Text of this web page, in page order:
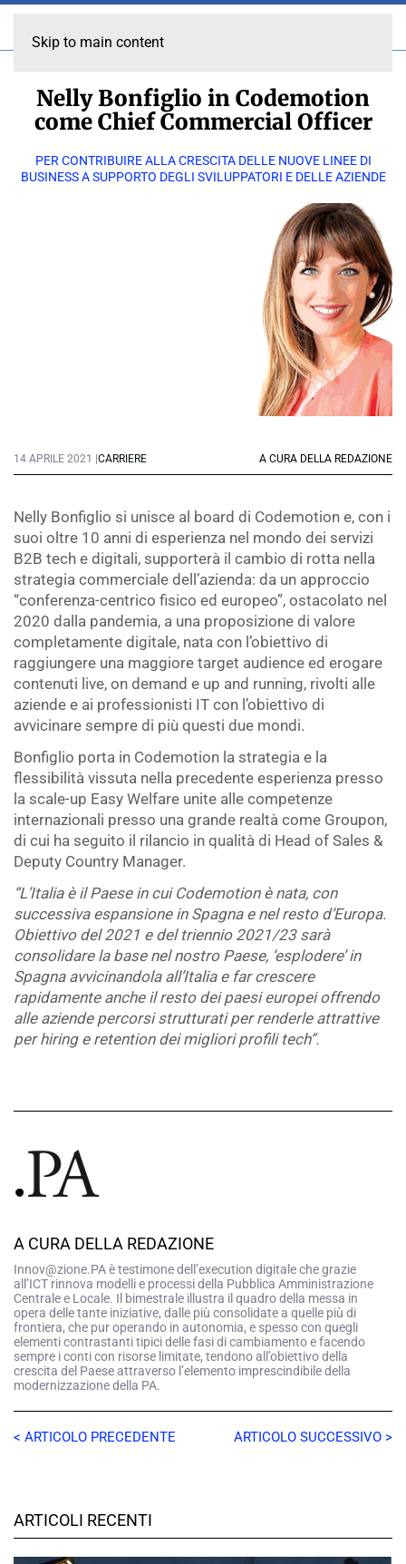
Skip to main content
Nelly Bonfiglio in Codemotion
come Chief Commercial Officer
PER CONTRIBUIRE ALLA CRESCITA DELLE NUOVE LINEE DI
BUSINESS A SUPPORTO DEGLI SVILUPPATORI E DELLE AZIENDE
14 APRILE 2021 | CARRIERE A CURA DELLA REDAZIONE
Nelly Bonfiglio si unisce al board di Codemotion e, con i
suoi oltre 10 anni di esperienza nel mondo dei servizi
B2B tech e digitali, supporterà il cambio di rotta nella
strategia commerciale dell’azienda: da un approccio
“conferenza-centrico fisico ed europeo”, ostacolato nel
2020 dalla pandemia, a una proposizione di valore
completamente digitale, nata con l’obiettivo di
raggiungere una maggiore target audience ed erogare
contenuti live, on demand e up and running, rivolti alle
aziende e ai professionisti IT con l’obiettivo di
avvicinare sempre di più questi due mondi.
Bonfiglio porta in Codemotion la strategia e la
flessibilità vissuta nella precedente esperienza presso
la scale-up Easy Welfare unite alle competenze
internazionali presso una grande realtà come Groupon,
di cui ha seguito il rilancio in qualità di Head of Sales &
Deputy Country Manager.
“L’Italia è il Paese in cui Codemotion è nata, con
successiva espansione in Spagna e nel resto d’Europa.
Obiettivo del 2021 e del triennio 2021/23 sarà
consolidare la base nel nostro Paese, ‘esplodere’ in
Spagna avvicinandola all’Italia e far crescere
rapidamente anche il resto dei paesi europei offrendo
alle aziende percorsi strutturati per renderle attrattive
per hiring e retention dei migliori profili tech”.
A CURA DELLA REDAZIONE
Innov@zione.PA è testimone dell’execution digitale che grazie
all’ICT rinnova modelli e processi della Pubblica Amministrazione
Centrale e Locale. Il bimestrale illustra il quadro della messa in
opera delle tante iniziative, dalle più consolidate a quelle più di
frontiera, che pur operando in autonomia, e spesso con quegli
elementi contrastanti tipici delle fasi di cambiamento e facendo
sempre i conti con risorse limitate, tendono all’obiettivo della
crescita del Paese attraverso l’elemento imprescindibile della
modernizzazione della PA.
< ARTICOLO PRECEDENTE ARTICOLO SUCCESSIVO >
ARTICOLI RECENTI